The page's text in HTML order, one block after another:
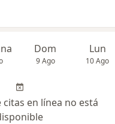
Dom
9 Ago
Lun
10 Ago
citas en línea no está